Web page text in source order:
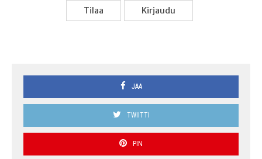
Tilaa Kir­jau­du
JAA
TWIITTI
PIN